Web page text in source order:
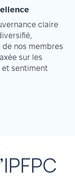
claire
de nos membres
sur les
sentiment